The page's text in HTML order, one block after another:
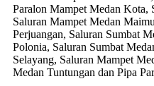
Paralon Mampet Medan Kota,
Saluran Mampet Medan
Perjuangan, Saluran Sumbat
Polonia, Saluran Sumbat
Selayang, Saluran Mampet
Medan Tuntungan dan Pipa